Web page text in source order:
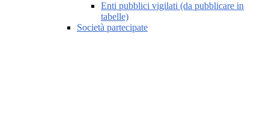
Enti pubblici vigilati (da pubblicare in
tabelle)
Società partecipate